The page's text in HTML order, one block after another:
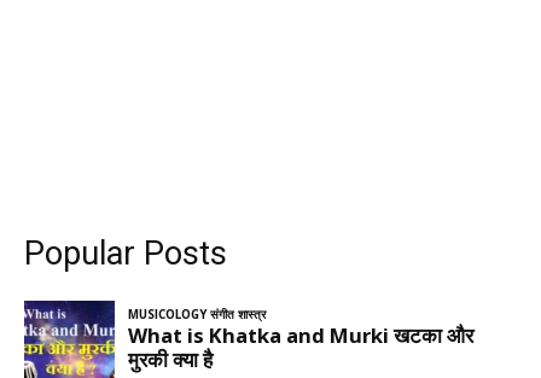
Popular Posts